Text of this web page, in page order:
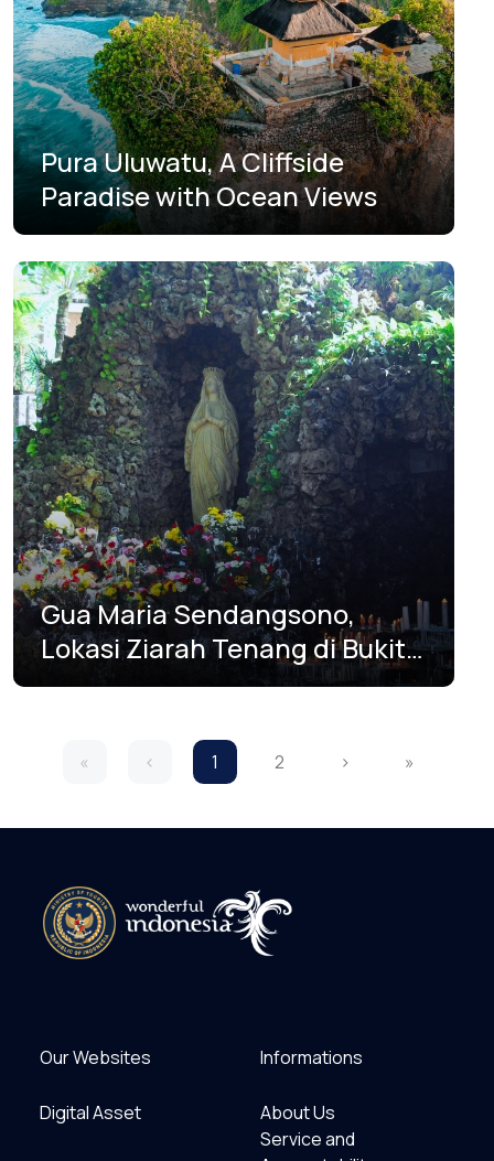
Pura Uluwatu, A Cliffside
Paradise with Ocean Views
Gua Maria Sendangsono,
Lokasi Ziarah Tenang di Bukit
Menoreh
« ‹ 1 2 › »
Our Websites
Digital Asset
Informations
About Us
Service and